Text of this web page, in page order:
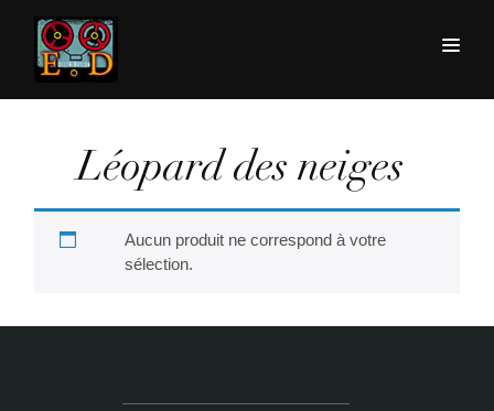
Léopard des neiges
Aucun produit ne correspond à votre
sélection.